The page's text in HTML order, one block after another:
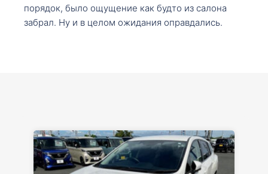
порядок, было ощущение как будто из салона
забрал. Ну и в целом ожидания оправдались.